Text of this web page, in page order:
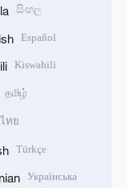
සිංහල
Español
Kiswahili
தமிழ்
ไทย
Türkçe
Українська